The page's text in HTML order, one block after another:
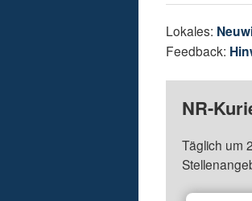
Lokales:
Feedback:
NR-
Täglich um